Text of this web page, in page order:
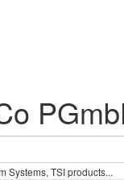
Systems, TSI products...